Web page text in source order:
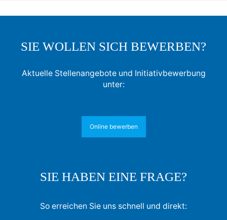
SIE WOLLEN SICH BEWERBEN?
Aktuelle Stellenangebote und Initiativbewerbung
unter:
Online bewerben
SIE HABEN EINE FRAGE?
So erreichen Sie uns schnell und direkt: